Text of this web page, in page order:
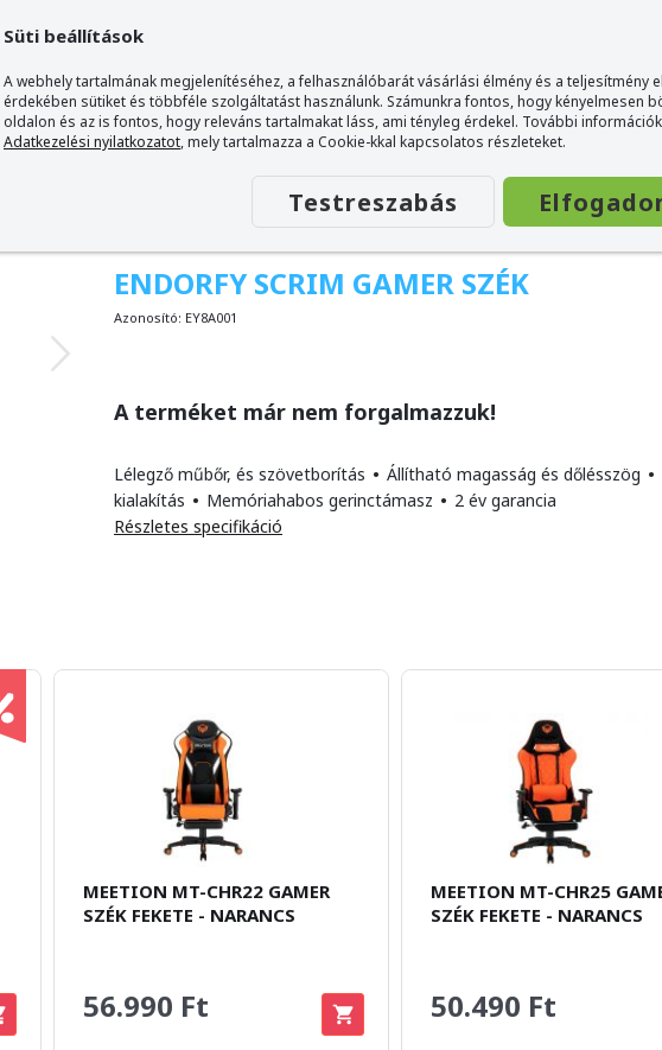
Kategóriák
ENDORFY SCRIM GAMER SZÉK
Azonosító: EY8A001
A terméket már nem forgalmazzuk!
Lélegző műbőr, és szövetborítás • Állítható magasság és dőlésszög •
kialakítás • Memóriahabos gerinctámasz • 2 év garancia
Részletes specifikáció
MEETION MT-CHR22 GAMER
SZÉK FEKETE - NARANCS
56.990 Ft
MEETION MT-CHR25
SZÉK FEKETE - NARANCS
50.490 Ft
Süti beállítások
A webhely tartalmának megjelenítéséhez, a felhasználóbarát vásárlási élmény és a teljesítmény
érdekében sütiket és többféle szolgáltatást használunk. Számunkra fontos, hogy kényelmesen
oldalon és az is fontos, hogy releváns tartalmakat láss, ami tényleg érdekel. További
Adatkezelési nyilatkozatot, mely tartalmazza a Cookie-kkal kapcsolatos részleteket.
Testreszabás